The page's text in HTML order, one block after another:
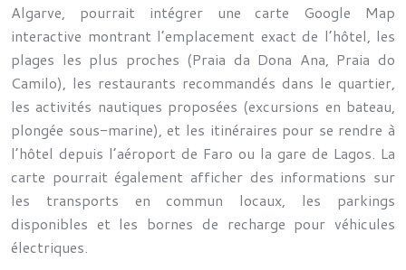
Algarve, pourrait intégrer une carte Google Map
interactive montrant l’emplacement exact de l’hôtel, les
plages les plus proches (Praia da Dona Ana, Praia do
Camilo), les restaurants recommandés dans le quartier,
les activités nautiques proposées (excursions en bateau,
plongée sous-marine), et les itinéraires pour se rendre à
l’hôtel depuis l’aéroport de Faro ou la gare de Lagos. La
carte pourrait également afficher des informations sur
les transports en commun locaux, les parkings
disponibles et les bornes de recharge pour véhicules
électriques.